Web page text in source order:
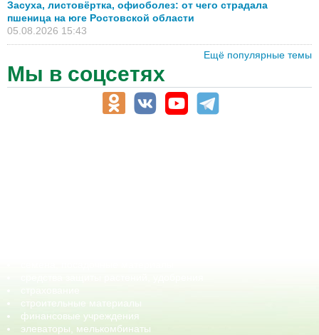
Засуха, листовёртка, офиоболез: от чего страдала
пшеница на юге Ростовской области
05.08.2026 15:43
Ещё популярные темы
Мы в соцсетях
строительные материалы
финансовые учреждения
элеваторы, мелькомбинаты